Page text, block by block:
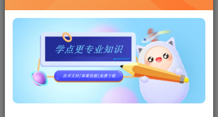
联网教程： 内附教程
单机教程： 内附教程
不懂的话联系客服！！！
本站的资源转载自国内外各大媒体和网络，仅供试玩体
验。如果您喜欢该游戏内容，请支持正版 →→→正版购买
游戏介绍
这是一款第一人称射击游戏，出自早期《彩虹六号》和